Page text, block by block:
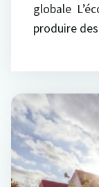
globale
produire